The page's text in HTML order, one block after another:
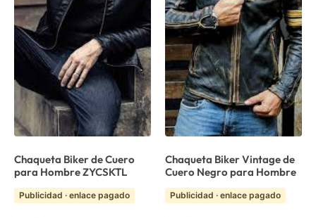
Chaqueta Biker de Cuero
para Hombre ZYCSKTL
Publicidad · enlace pagado
Chaqueta Biker Vintage de
Cuero Negro para Hombre
Publicidad · enlace pagado